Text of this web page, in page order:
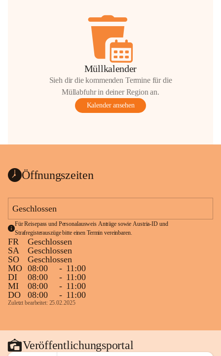
Müllkalender
Sieh dir die kommenden Termine für die
Müllabfuhr in deiner Region an.
Kalender ansehen
Öffnungszeiten
Geschlossen
Für Reisepass und Personalausweis Anträge sowie Austria-ID und
Strafregisterauszüge bitte einen Termin vereinbaren.
FR
Geschlossen
SA
Geschlossen
SO
Geschlossen
MO 08:00 - 11:00
DI
08:00 - 11:00
MI
08:00 - 11:00
DO
08:00 - 11:00
Zuletzt bearbeitet: 25.02.2025
Veröffentlichungsportal